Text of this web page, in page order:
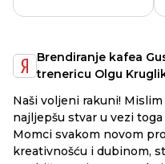
Brendiranje kafea
trenericu Olgu
Naši voljeni rakuni!
najljepšu stvar u vezi
Momci svakom novom
kreativnošću i dubinom,